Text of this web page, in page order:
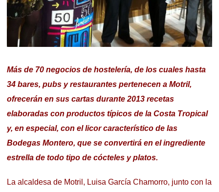
Más de 70 negocios de hostelería, de los cuales hasta
34 bares, pubs y restaurantes pertenecen a Motril,
ofrecerán en sus cartas durante 2013 recetas
elaboradas con productos típicos de la Costa Tropical
y, en especial, con el licor característico de las
Bodegas Montero, que se convertirá en el ingrediente
estrella de todo tipo de cócteles y platos.
La alcaldesa de Motril, Luisa García Chamorro, junto con la